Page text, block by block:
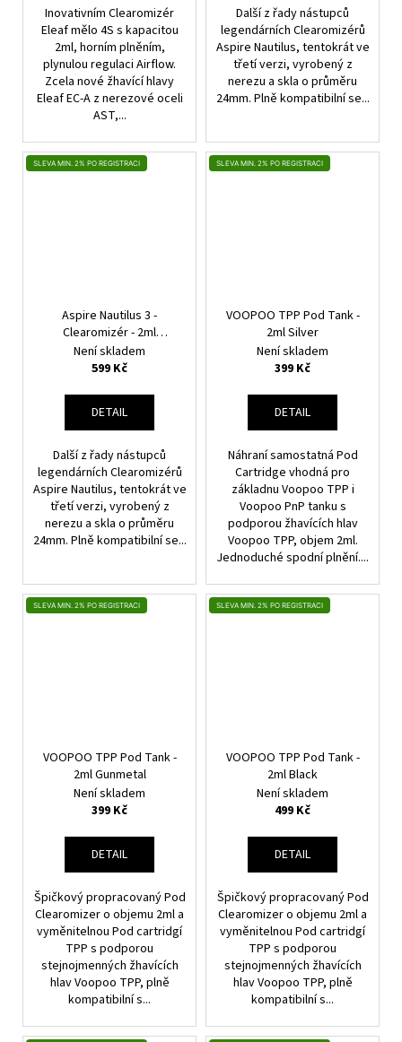
Inovativním Clearomizér
Eleaf mělo 4S s kapacitou
2ml, horním plněním,
plynulou regulaci Airflow.
Zcela nové žhavící hlavy
Eleaf EC-A z nerezové oceli
AST,...
Další z řady nástupců
legendárních Clearomizérů
Aspire Nautilus, tentokrát ve
třetí verzi, vyrobený z
nerezu a skla o průměru
24mm. Plně kompatibilní se...
SLEVA MIN. 2% PO REGISTRACI
Aspire Nautilus 3 -
Clearomizér - 2ml
(Stainless Steel)
Není skladem
599 Kč
DETAIL
Další z řady nástupců
legendárních Clearomizérů
Aspire Nautilus, tentokrát ve
třetí verzi, vyrobený z
nerezu a skla o průměru
24mm. Plně kompatibilní se...
SLEVA MIN. 2% PO REGISTRACI
VOOPOO TPP Pod Tank -
2ml Silver
Není skladem
399 Kč
DETAIL
Náhraní samostatná Pod
Cartridge vhodná pro
základnu Voopoo TPP i
Voopoo PnP tanku s
podporou žhavících hlav
Voopoo TPP, objem 2ml.
Jednoduché spodní plnění....
SLEVA MIN. 2% PO REGISTRACI
VOOPOO TPP Pod Tank -
2ml Gunmetal
Není skladem
399 Kč
DETAIL
Špičkový propracovaný Pod
Clearomizer o objemu 2ml a
vyměnitelnou Pod cartridgí
TPP s podporou
stejnojmenných žhavících
hlav Voopoo TPP, plně
kompatibilní s...
SLEVA MIN. 2% PO REGISTRACI
VOOPOO TPP Pod Tank -
2ml Black
Není skladem
499 Kč
DETAIL
Špičkový propracovaný Pod
Clearomizer o objemu 2ml a
vyměnitelnou Pod cartridgí
TPP s podporou
stejnojmenných žhavících
hlav Voopoo TPP, plně
kompatibilní s...